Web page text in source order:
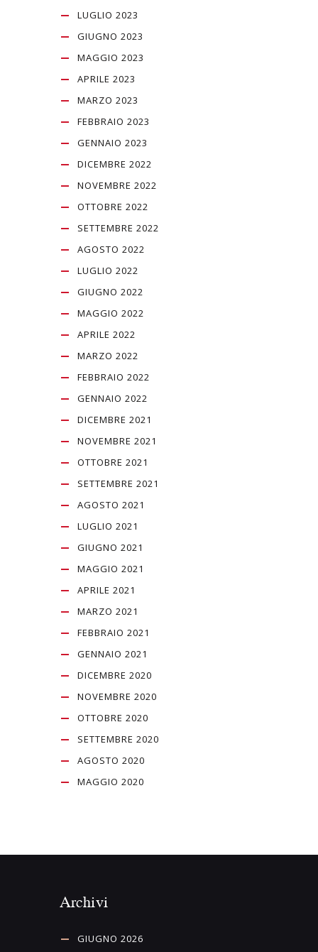
LUGLIO 2023
GIUGNO 2023
MAGGIO 2023
APRILE 2023
MARZO 2023
FEBBRAIO 2023
GENNAIO 2023
DICEMBRE 2022
NOVEMBRE 2022
OTTOBRE 2022
SETTEMBRE 2022
AGOSTO 2022
LUGLIO 2022
GIUGNO 2022
MAGGIO 2022
APRILE 2022
MARZO 2022
FEBBRAIO 2022
GENNAIO 2022
DICEMBRE 2021
NOVEMBRE 2021
OTTOBRE 2021
SETTEMBRE 2021
AGOSTO 2021
LUGLIO 2021
GIUGNO 2021
MAGGIO 2021
APRILE 2021
MARZO 2021
FEBBRAIO 2021
GENNAIO 2021
DICEMBRE 2020
NOVEMBRE 2020
OTTOBRE 2020
SETTEMBRE 2020
AGOSTO 2020
MAGGIO 2020
Archivi
GIUGNO 2026